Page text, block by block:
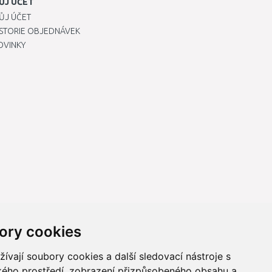
cookies
soubory cookies a další sledovací nástroje s
ÚČET
OBJEDNÁVEK